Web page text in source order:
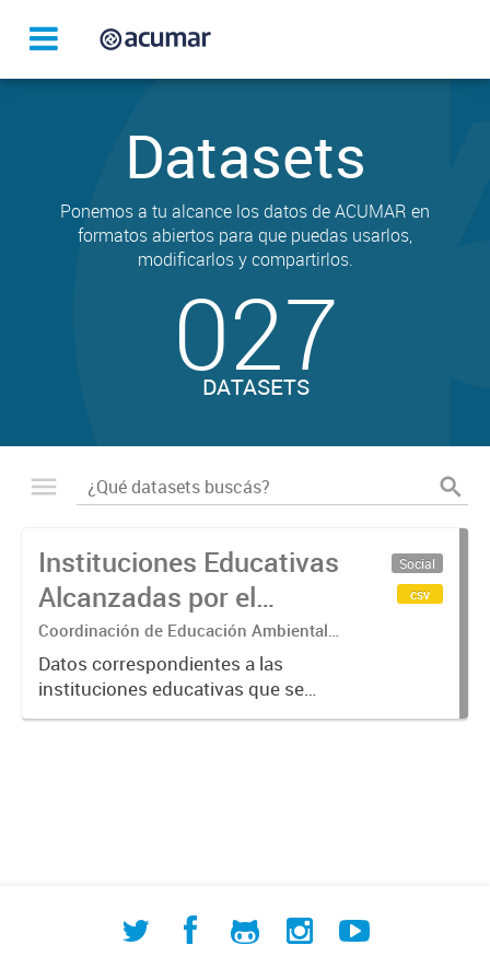
Datasets
Ponemos a tu alcance los datos de ACUMAR en
formatos abiertos para que puedas usarlos,
modificarlos y compartirlos.
027
DATASETS
Instituciones Educativas
Alcanzadas por el
Programa "Escuelas por
la Cuenca" de ACUMAR
Coordinación de Educación Ambiental,
Cultura y Patrimonio
Datos correspondientes a las
instituciones educativas que se
hallan dentro del Programa
Social
csv